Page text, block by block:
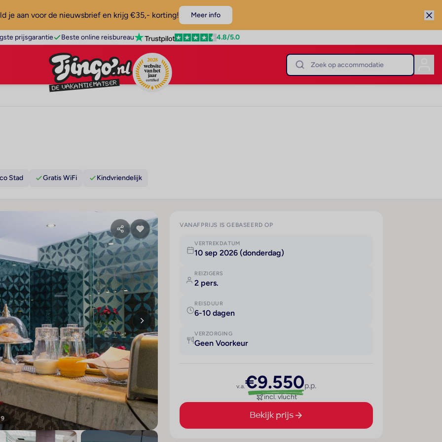
je aan voor de nieuwsbrief en krijg €35,- korting! Meer info
prijsgarantie Beste online reisbureau 4.8/5.0
Stad Gratis WiFi Kindvriendelijk
VANAFPRIJS IS GEBASEERD OP
VERTREKDATUM
10 sep 2026 (donderdag)
REIZIGERS
2 pers.
REISDUUR
6-10 dagen
VERZORGING
Geen Voorkeur
v.a.€9.550p.p.
incl. vlucht
Bekijk prijs